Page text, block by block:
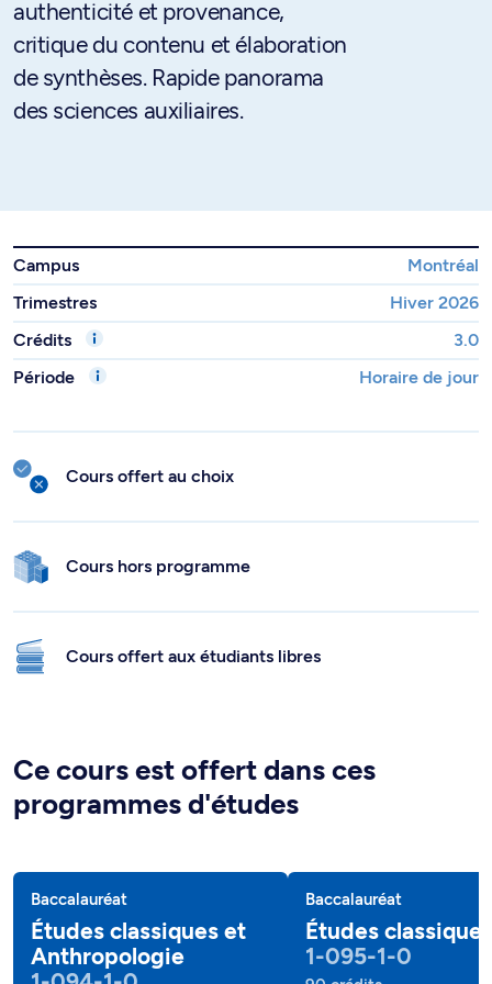
authenticité et provenance,
critique du contenu et élaboration
de synthèses. Rapide panorama
des sciences auxiliaires.
Campus
Montréal
Trimestres
Hiver 2026
Crédits
3.0
Période
Horaire de jour
Cours offert au choix
Cours hors programme
Cours offert aux étudiants libres
Ce cours est offert dans ces
programmes d'études
Baccalauréat
Études classiques et
Anthropologie
Baccalauréat
Études classiques
1-095-1-0